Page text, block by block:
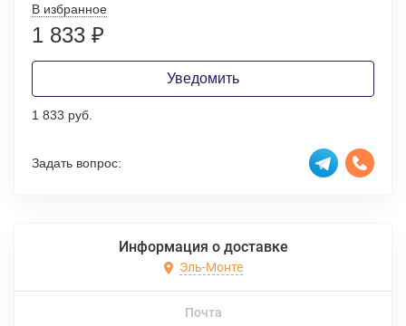
В избранное
1 833 ₽
Уведомить
1 833 руб.
Задать вопрос:
Информация о доставке
Эль-Монте
Почта